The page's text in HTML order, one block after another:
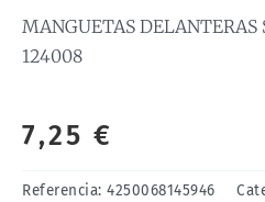
MANGUETAS DELANTERAS
124008
7,25 €
Referencia: 4250068145946